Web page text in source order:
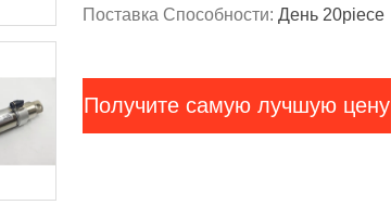
Поставка Способности: День 20piece
Получите самую лучшую цену